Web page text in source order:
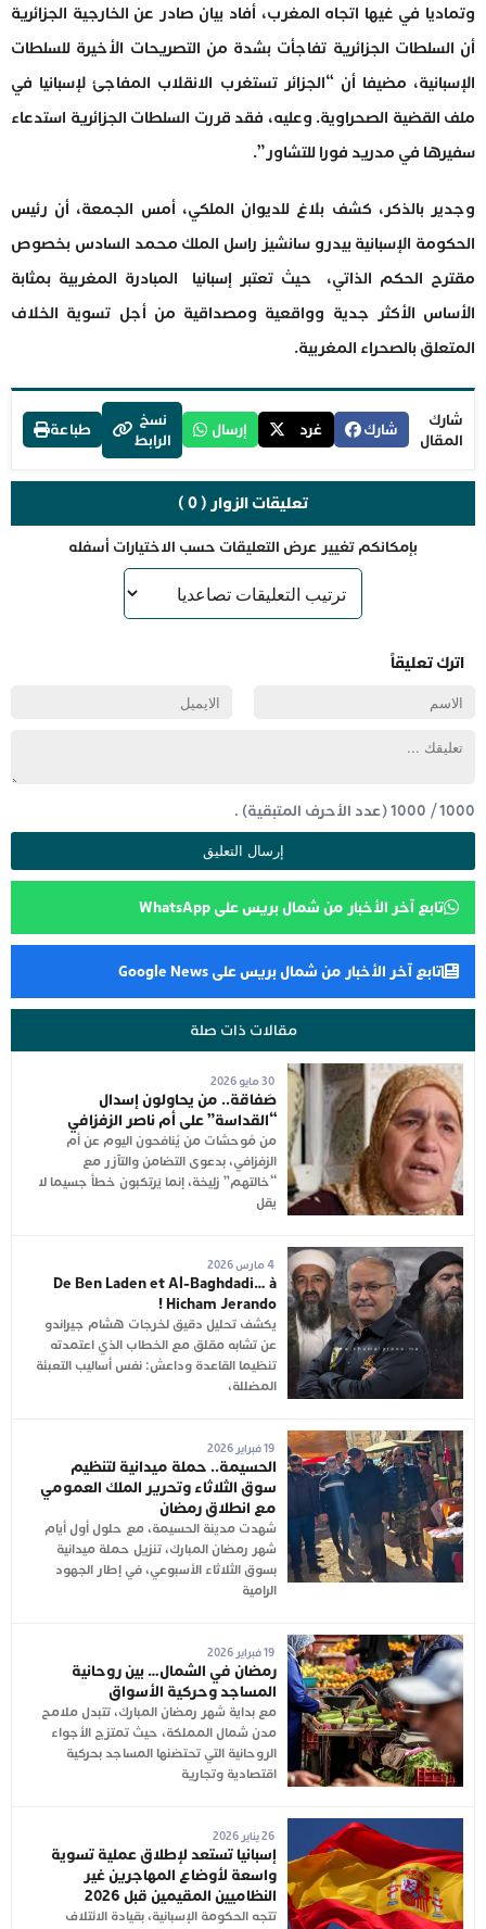
وتماديا في غيها اتجاه المغرب، أفاد بيان صادر عن الخارجية الجزائرية
أن السلطات الجزائرية تفاجأت بشدة من التصريحات الأخيرة للسلطات
الإسبانية، مضيفا أن “الجزائر تستغرب الانقلاب المفاجئ لإسبانيا في
ملف القضية الصحراوية. وعليه، فقد قررت السلطات الجزائرية استدعاء
سفيرها في مدريد فورا للتشاور”.
وجدير بالذكر، كشف بلاغ للديوان الملكي، أمس الجمعة، أن رئيس
الحكومة الإسبانية بيدرو سانشيز راسل الملك محمد السادس بخصوص
مقترح الحكم الذاتي، حيث تعتبر إسبانيا المبادرة المغربية بمثابة
الأساس الأكثر جدية وواقعية ومصداقية من أجل تسوية الخلاف
المتعلق بالصحراء المغربية.
شارك
المقال
شارك غرد إرسال
نسخ
الرابط
طباعة
تعليقات الزوار ( 0 )
بإمكانكم تغيير عرض التعليقات حسب الاختيارات أسفله
اترك تعليقاً
1000
/
1000(عدد الأحرف المتبقية) .
تابع آخر الأخبار من شمال بريس على WhatsApp
تابع آخر الأخبار من شمال بريس على Google News
مقالات ذات صلة
30 مايو 2026
صَفاقة.. من يحاولون إسدال
“القداسة” على أم ناصر الزفزافي
من مُوحشات من يُنافحون اليوم عن أم
الزفزافي، بدعوى التضامن والتآزر مع
“خالتهم” زليخة، إنما يَرتكبون خطأ جسيما لا
يقل
4 مارس 2026
De Ben Laden et Al-Baghdadi… à
Hicham Jerando !
يكشف تحليل دقيق لخرجات هشام جيراندو
عن تشابه مقلق مع الخطاب الذي اعتمدته
تنظيما القاعدة وداعش: نفس أساليب التعبئة
المضللة،
19 فبراير 2026
الحسيمة.. حملة ميدانية لتنظيم
سوق الثلاثاء وتحرير الملك العمومي
مع انطلاق رمضان
شهدت مدينة الحسيمة، مع حلول أول أيام
شهر رمضان المبارك، تنزيل حملة ميدانية
بسوق الثلاثاء الأسبوعي، في إطار الجهود
الرامية
19 فبراير 2026
رمضان في الشمال… بين روحانية
المساجد وحركية الأسواق
مع بداية شهر رمضان المبارك، تتبدل ملامح
مدن شمال المملكة، حيث تمتزج الأجواء
الروحانية التي تحتضنها المساجد بحركية
اقتصادية وتجارية
26 يناير 2026
إسبانيا تستعد لإطلاق عملية تسوية
واسعة لأوضاع المهاجرين غير
النظاميين المقيمين قبل 2026
تتجه الحكومة الإسبانية، بقيادة الائتلاف